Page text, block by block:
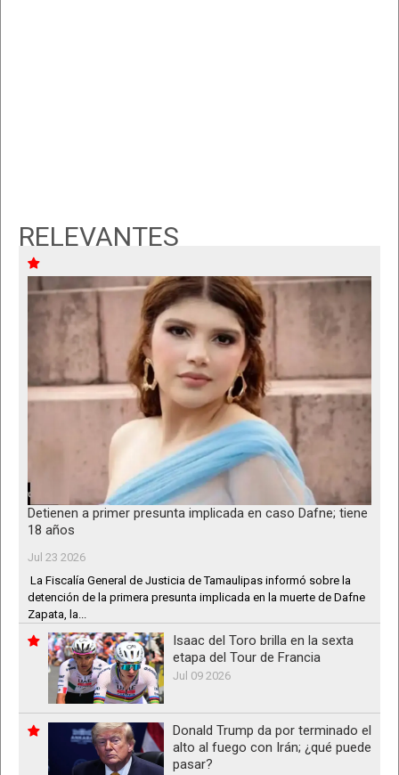
RELEVANTES
Detienen a primer presunta implicada en caso Dafne; tiene
18 años
Jul 23 2026
La Fiscalía General de Justicia de Tamaulipas informó sobre la
detención de la primera presunta implicada en la muerte de Dafne
Zapata, la...
Isaac del Toro brilla en la sexta
etapa del Tour de Francia
Jul 09 2026
Donald Trump da por terminado el
alto al fuego con Irán; ¿qué puede
pasar?